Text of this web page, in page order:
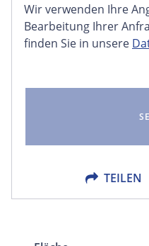
Wir verwenden Ihre
Bearbeitung Ihrer
finden Sie in unsere
TEILEN
X